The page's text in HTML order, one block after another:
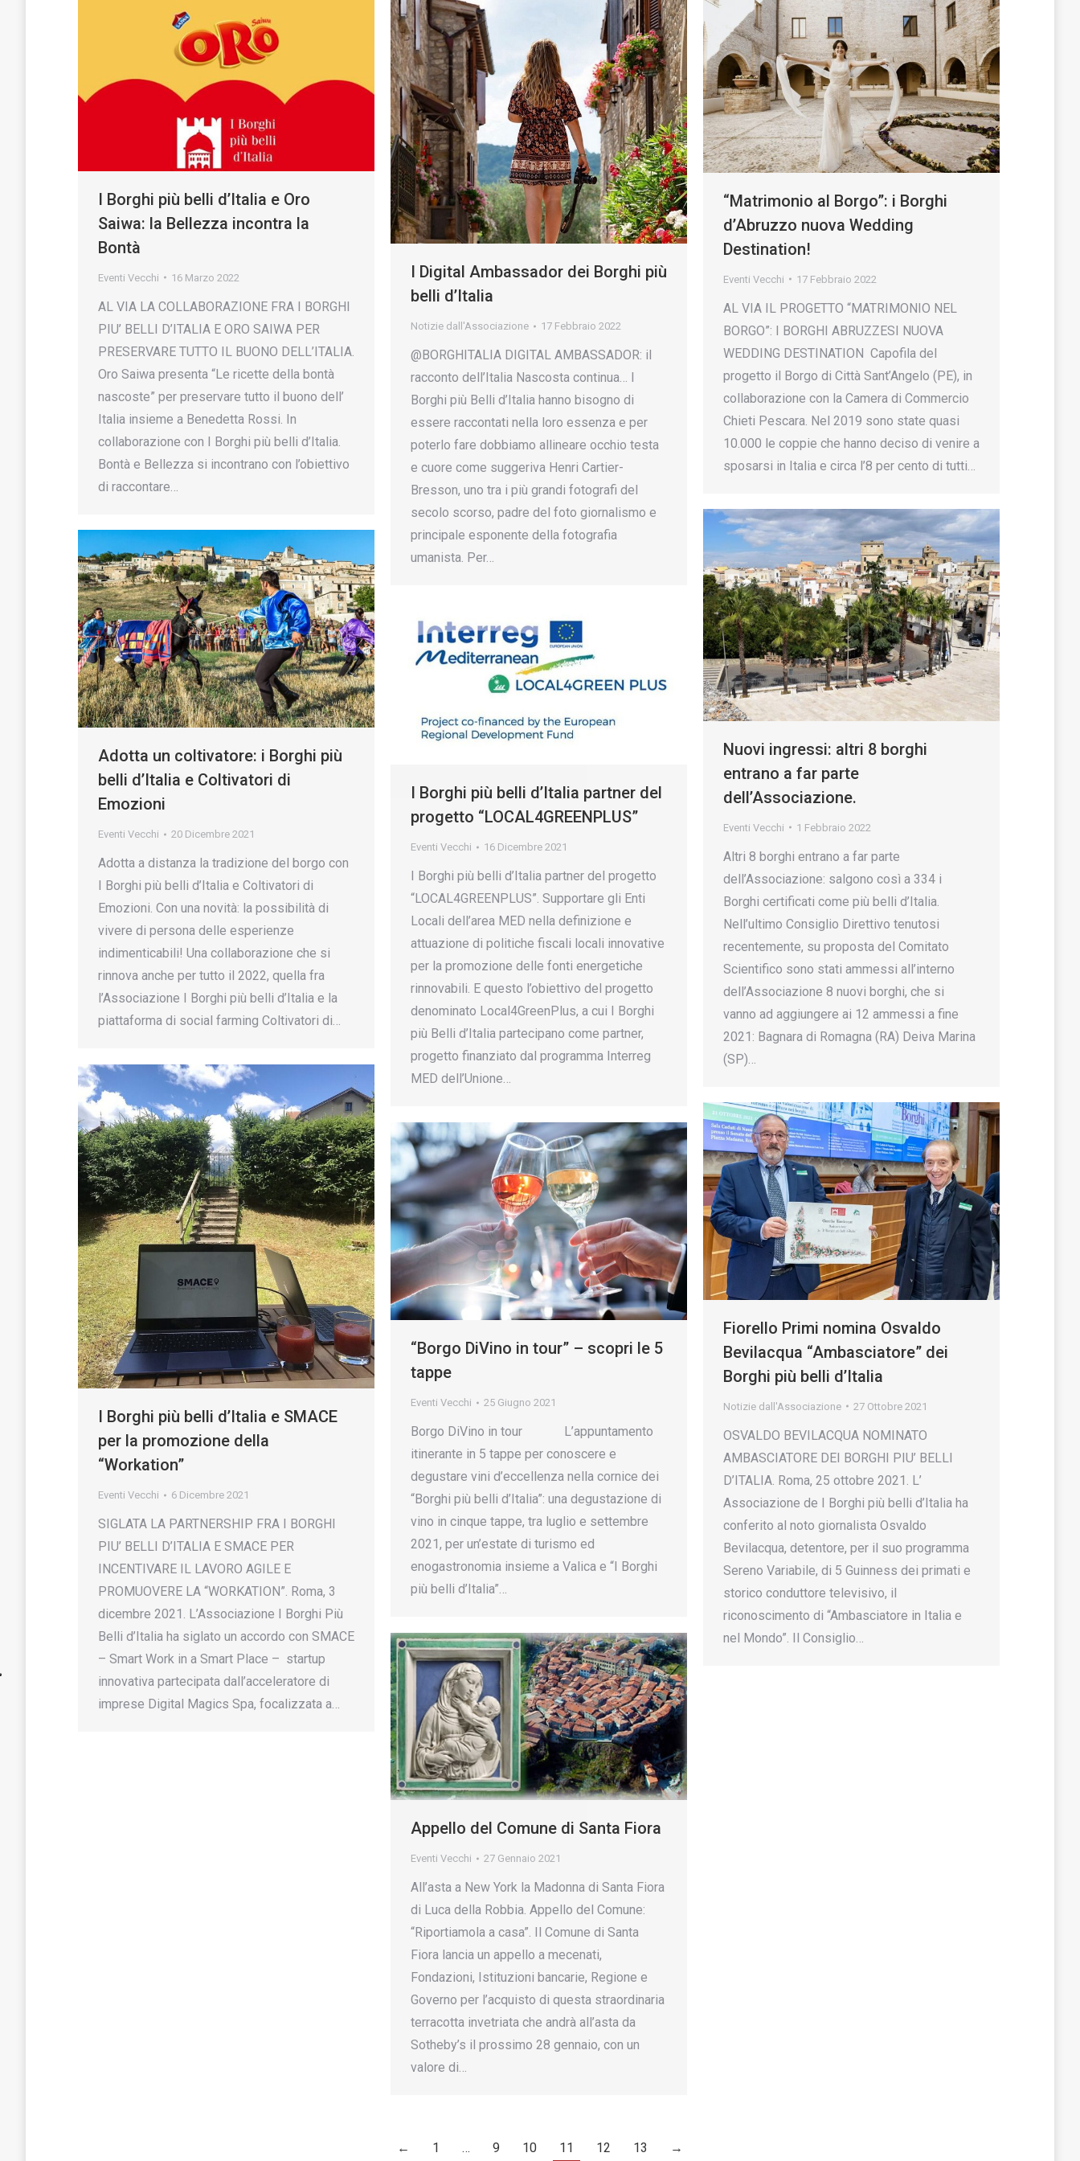
I Borghi più belli d’Italia e Oro
Saiwa: la Bellezza incontra la
Bontà
Eventi Vecchi 16 Marzo 2022
AL VIA LA COLLABORAZIONE FRA I BORGHI
PIU’ BELLI D’ITALIA E ORO SAIWA PER
PRESERVARE TUTTO IL BUONO DELL’ITALIA.
Oro Saiwa presenta “Le ricette della bontà
nascoste” per preservare tutto il buono dell’
Italia insieme a Benedetta Rossi. In
collaborazione con I Borghi più belli d’Italia.
Bontà e Bellezza si incontrano con l’obiettivo
di raccontare…
I Digital Ambassador dei Borghi più
belli d’Italia
Notizie dall'Associazione 17 Febbraio 2022
@BORGHITALIA DIGITAL AMBASSADOR: il
racconto dell’Italia Nascosta continua… I
Borghi più Belli d’Italia hanno bisogno di
essere raccontati nella loro essenza e per
poterlo fare dobbiamo allineare occhio testa
e cuore come suggeriva Henri Cartier-
Bresson, uno tra i più grandi fotografi del
secolo scorso, padre del foto giornalismo e
principale esponente della fotografia
umanista. Per…
“Matrimonio al Borgo”: i Borghi
d’Abruzzo nuova Wedding
Destination!
Eventi Vecchi 17 Febbraio 2022
AL VIA IL PROGETTO “MATRIMONIO NEL
BORGO”: I BORGHI ABRUZZESI NUOVA
WEDDING DESTINATION Capofila del
progetto il Borgo di Città Sant’Angelo (PE), in
collaborazione con la Camera di Commercio
Chieti Pescara. Nel 2019 sono state quasi
10.000 le coppie che hanno deciso di venire a
sposarsi in Italia e circa l’8 per cento di tutti…
Nuovi ingressi: altri 8 borghi
entrano a far parte
dell’Associazione.
Eventi Vecchi 1 Febbraio 2022
Altri 8 borghi entrano a far parte
dell’Associazione: salgono così a 334 i
Borghi certificati come più belli d’Italia.
Nell’ultimo Consiglio Direttivo tenutosi
recentemente, su proposta del Comitato
Scientifico sono stati ammessi all’interno
dell’Associazione 8 nuovi borghi, che si
vanno ad aggiungere ai 12 ammessi a fine
2021: Bagnara di Romagna (RA) Deiva Marina
(SP)…
Adotta un coltivatore: i Borghi più
belli d’Italia e Coltivatori di
Emozioni
Eventi Vecchi 20 Dicembre 2021
Adotta a distanza la tradizione del borgo con
I Borghi più belli d’Italia e Coltivatori di
Emozioni. Con una novità: la possibilità di
vivere di persona delle esperienze
indimenticabili! Una collaborazione che si
rinnova anche per tutto il 2022, quella fra
l’Associazione I Borghi più belli d’Italia e la
piattaforma di social farming Coltivatori di…
I Borghi più belli d’Italia partner del
progetto “LOCAL4GREENPLUS”
Eventi Vecchi 16 Dicembre 2021
I Borghi più belli d’Italia partner del progetto
“LOCAL4GREENPLUS”. Supportare gli Enti
Locali dell’area MED nella definizione e
attuazione di politiche fiscali locali innovative
per la promozione delle fonti energetiche
rinnovabili. E questo l’obiettivo del progetto
denominato Local4GreenPlus, a cui I Borghi
più Belli d’Italia partecipano come partner,
progetto finanziato dal programma Interreg
MED dell’Unione…
I Borghi più belli d’Italia e SMACE
per la promozione della
“Workation”
Eventi Vecchi 6 Dicembre 2021
SIGLATA LA PARTNERSHIP FRA I BORGHI
PIU’ BELLI D’ITALIA E SMACE PER
INCENTIVARE IL LAVORO AGILE E
PROMUOVERE LA “WORKATION”. Roma, 3
dicembre 2021. L’Associazione I Borghi Più
Belli d’Italia ha siglato un accordo con SMACE
– Smart Work in a Smart Place – startup
innovativa partecipata dall’acceleratore di
imprese Digital Magics Spa, focalizzata a…
Fiorello Primi nomina Osvaldo
Bevilacqua “Ambasciatore” dei
Borghi più belli d’Italia
Notizie dall'Associazione 27 Ottobre 2021
OSVALDO BEVILACQUA NOMINATO
AMBASCIATORE DEI BORGHI PIU’ BELLI
D’ITALIA. Roma, 25 ottobre 2021. L’
Associazione de I Borghi più belli d’Italia ha
conferito al noto giornalista Osvaldo
Bevilacqua, detentore, per il suo programma
Sereno Variabile, di 5 Guinness dei primati e
storico conduttore televisivo, il
riconoscimento di “Ambasciatore in Italia e
nel Mondo”. Il Consiglio…
“Borgo DiVino in tour” – scopri le 5
tappe
Eventi Vecchi 25 Giugno 2021
Borgo DiVino in tour L’appuntamento
itinerante in 5 tappe per conoscere e
degustare vini d’eccellenza nella cornice dei
“Borghi più belli d’Italia”: una degustazione di
vino in cinque tappe, tra luglio e settembre
2021, per un’estate di turismo ed
enogastronomia insieme a Valica e “I Borghi
più belli d’Italia”…
Appello del Comune di Santa Fiora
Eventi Vecchi 27 Gennaio 2021
All’asta a New York la Madonna di Santa Fiora
di Luca della Robbia. Appello del Comune:
“Riportiamola a casa”. Il Comune di Santa
Fiora lancia un appello a mecenati,
Fondazioni, Istituzioni bancarie, Regione e
Governo per l’acquisto di questa straordinaria
terracotta invetriata che andrà all’asta da
Sotheby’s il prossimo 28 gennaio, con un
valore di…
← 1 … 9 10 11 12 13 →